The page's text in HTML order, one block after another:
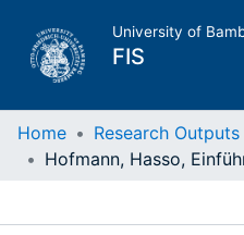
University of
FIS
Home
Home Research Outputs